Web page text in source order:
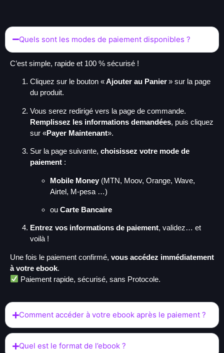
Quels sont les modes de paiement disponibles ?
C’est simple, rapide et 100 % sécurisé !
Cliquez sur le bouton «Ajouter au Panier» sur la page
du produit.
Vous serez redirigé vers la page de commande.
Remplissez les informations demandées, puis cliquez
sur «Payer Maintenant».
Sur la page suivante, choisissez votre mode de
paiement :
Mobile Money (MTN, Moov, Orange, Wave,
Airtel, M-pesa …)
ou Carte Bancaire
Entrez vos informations de paiement, validez… et
voilà !
Une fois le paiement confirmé, vous accédez immédiatement
à votre ebook.
Paiement rapide, sécurisé, sans Protocole.
Comment accéder à votre ebook après le paiement ?
Quel est le format de l’ebook ?